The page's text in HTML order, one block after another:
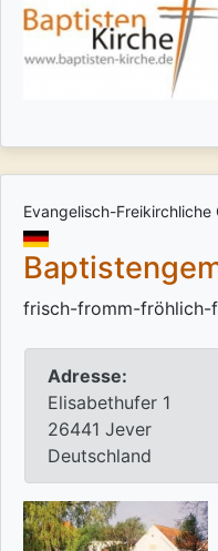
Evangelisch-Freikirchliche
frisch-fromm-fröhlich-
Adresse:
Elisabethufer 1
26441 Jever
Deutschland